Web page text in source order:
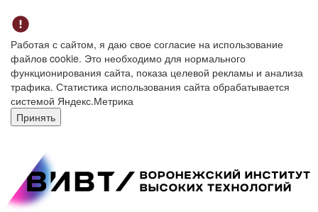
Работая с сайтом, я даю свое согласие на использование
файлов cookie. Это необходимо для нормального
функционирования сайта, показа целевой рекламы и анализа
трафика. Статистика использования сайта обрабатывается
системой Яндекс.Метрика
Принять